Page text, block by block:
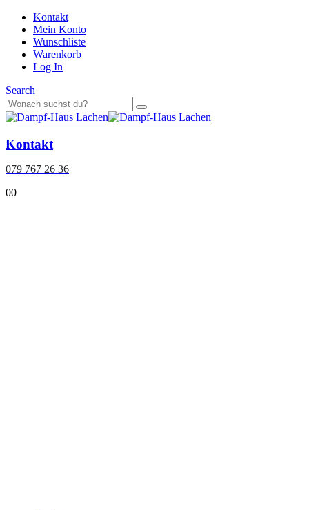
Kontakt
Mein Konto
Wunschliste
Warenkorb
Log In
Search
Kontakt
079 767 26 36
00